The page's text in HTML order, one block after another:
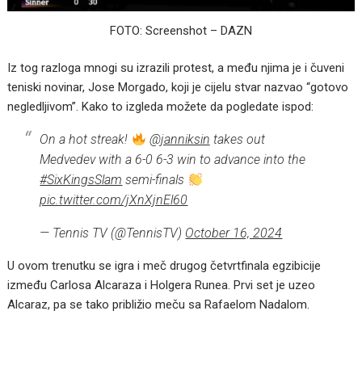
FOTO: Screenshot – DAZN
Iz tog razloga mnogi su izrazili protest, a među njima je i čuveni
teniski novinar, Jose Morgado, koji je cijelu stvar nazvao “gotovo
negledljivom”. Kako to izgleda možete da pogledate ispod:
On a hot streak! @janniksin takes out
Medvedev with a 6-0 6-3 win to advance into the
#SixKingsSlam semi-finals
pic.twitter.com/jXnXjnEl60
— Tennis TV (@TennisTV) October 16, 2024
U ovom trenutku se igra i meč drugog četvrtfinala egzibicije
između Carlosa Alcaraza i Holgera Runea. Prvi set je uzeo
Alcaraz, pa se tako približio meču sa Rafaelom Nadalom.